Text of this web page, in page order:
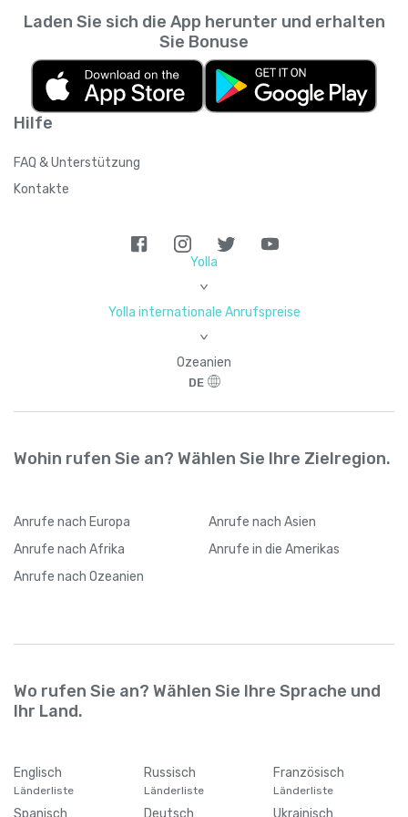
Hilfe
FAQ & Unterstützung
Kontakte
Laden Sie sich die App herunter und erhalten
Sie Bonuse
Yolla
>
Yolla internationale Anrufspreise
>
Ozeanien
DE
Wohin rufen Sie an? Wählen Sie Ihre Zielregion.
Anrufe nach Europa Anrufe nach Asien
Anrufe nach Afrika Anrufe in die Amerikas
Anrufe nach Ozeanien
Wo rufen Sie an? Wählen Sie Ihre Sprache und
Ihr Land.
Englisch
Länderliste
Russisch
Länderliste
Französisch
Länderliste
Spanisch Deutsch Ukrainisch